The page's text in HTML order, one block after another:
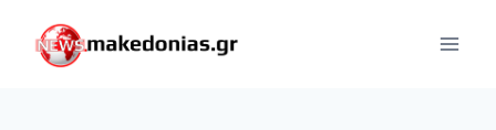
content